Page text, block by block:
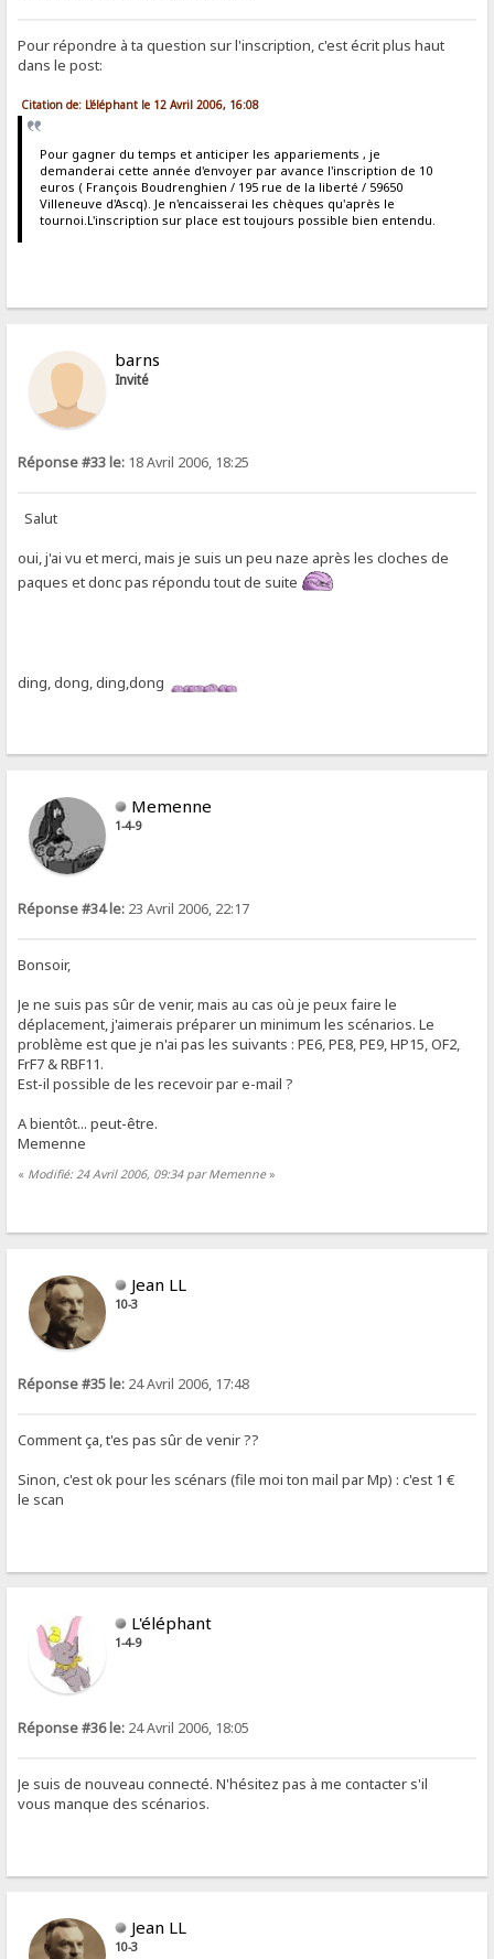
Pour répondre à ta question sur l'inscription, c'est écrit plus haut
dans le post:
Citation de: L'éléphant le 12 Avril 2006, 16:08
Pour gagner du temps et anticiper les appariements , je
demanderai cette année d'envoyer par avance l'inscription de 10
euros ( François Boudrenghien / 195 rue de la liberté / 59650
Villeneuve d'Ascq). Je n'encaisserai les chèques qu'après le
tournoi.L'inscription sur place est toujours possible bien entendu.
barns
Invité
Réponse #33 le: 18 Avril 2006, 18:25
Salut
oui, j'ai vu et merci, mais je suis un peu naze après les cloches de
paques et donc pas répondu tout de suite
ding, dong, ding,dong
Memenne
1-4-9
Réponse #34 le: 23 Avril 2006, 22:17
Bonsoir,
Je ne suis pas sûr de venir, mais au cas où je peux faire le
déplacement, j'aimerais préparer un minimum les scénarios. Le
problème est que je n'ai pas les suivants : PE6, PE8, PE9, HP15, OF2,
FrF7 & RBF11.
Est-il possible de les recevoir par e-mail ?
A bientôt... peut-être.
Memenne
« Modifié: 24 Avril 2006, 09:34 par Memenne»
Jean LL
10-3
Réponse #35 le: 24 Avril 2006, 17:48
Comment ça, t'es pas sûr de venir ??
Sinon, c'est ok pour les scénars (file moi ton mail par Mp) : c'est 1 €
le scan
L'éléphant
1-4-9
Réponse #36 le: 24 Avril 2006, 18:05
Je suis de nouveau connecté. N'hésitez pas à me contacter s'il
vous manque des scénarios.
Jean LL
10-3